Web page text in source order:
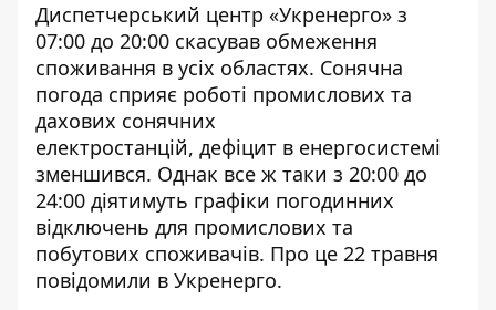
Диспетчерський центр «Укренерго» з
07:00 до 20:00 скасував обмеження
споживання в усіх областях. Сонячна
погода сприяє роботі промислових та
дахових сонячних
електростанцій, дефіцит в енергосистемі
зменшився. Однак все ж таки з 20:00 до
24:00 діятимуть графіки погодинних
відключень для промислових та
побутових споживачів. Про це 22 травня
повідомили в Укренерго.